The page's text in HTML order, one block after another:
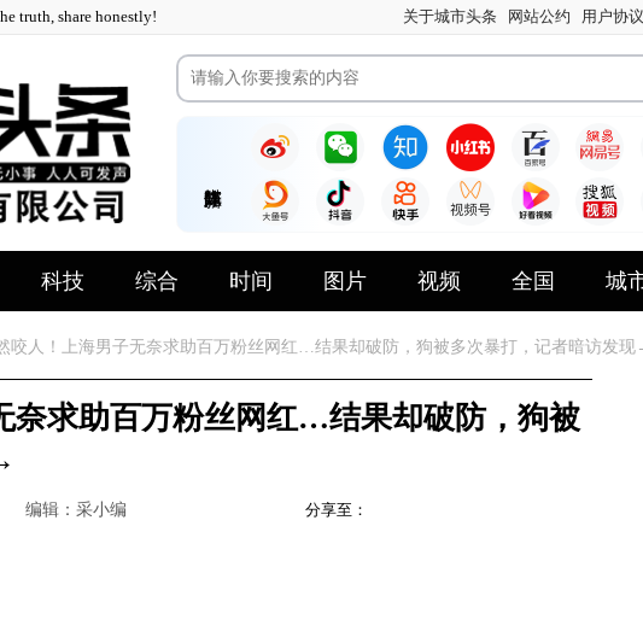
truth, share honestly! 关于城市头条 网站公约 用户协议
科技 综合 时间 图片 视频 全国 城
咬人！上海男子无奈求助百万粉丝网红…结果却破防，狗被多次暴打，记者暗访发现
奈求助百万粉丝网红…结果却破防，狗被
编辑：采小编 分享至：